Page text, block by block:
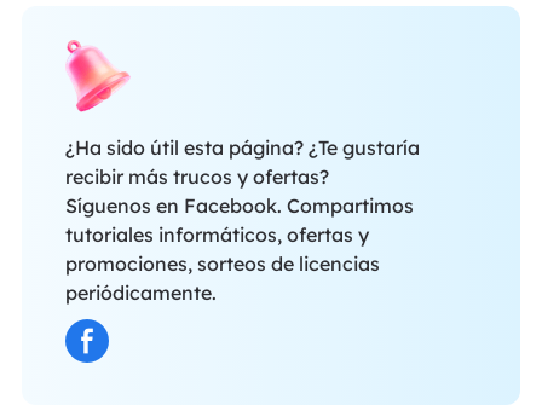
¿Ha sido útil esta página? ¿Te gustaría
recibir más trucos y ofertas?
Síguenos en Facebook. Compartimos
tutoriales informáticos, ofertas y
promociones, sorteos de licencias
periódicamente.